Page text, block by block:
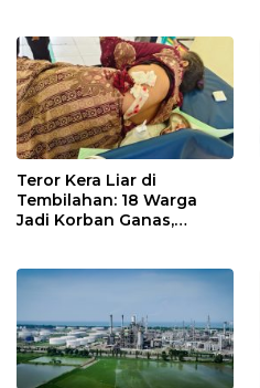
Pekanbaru!
Teror Kera Liar di
Tembilahan: 18 Warga
Jadi Korban Ganas,